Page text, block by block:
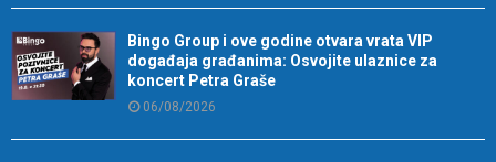
Bingo Group i ove godine otvara vrata VIP
događaja građanima: Osvojite ulaznice za
koncert Petra Graše
06/08/2026